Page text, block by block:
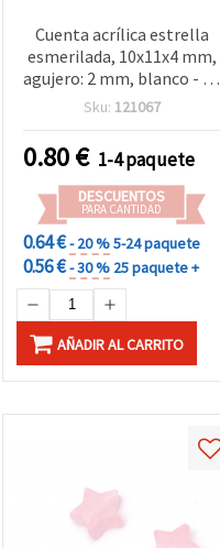
Cuenta acrílica estrella
esmerilada, 10x11x4 mm,
agujero: 2 mm, blanco - 20
g (~87 piezas)
Sku: 121067
0.80€ 1-4 paquete
DESCUENTOS
PARA CANTIDAD
0.64 €- 20 %5-24 paquete
0.56 €- 30 % 25 paquete +
AÑADIR AL CARRITO